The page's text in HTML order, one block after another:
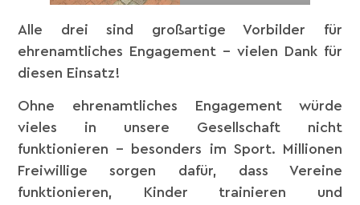
Alle drei sind großartige Vorbilder für
ehrenamtliches Engagement – vielen Dank für
diesen Einsatz!
Ohne ehrenamtliches Engagement würde
vieles in unsere Gesellschaft nicht
funktionieren – besonders im Sport. Millionen
Freiwillige sorgen dafür, dass Vereine
funktionieren, Kinder trainieren und